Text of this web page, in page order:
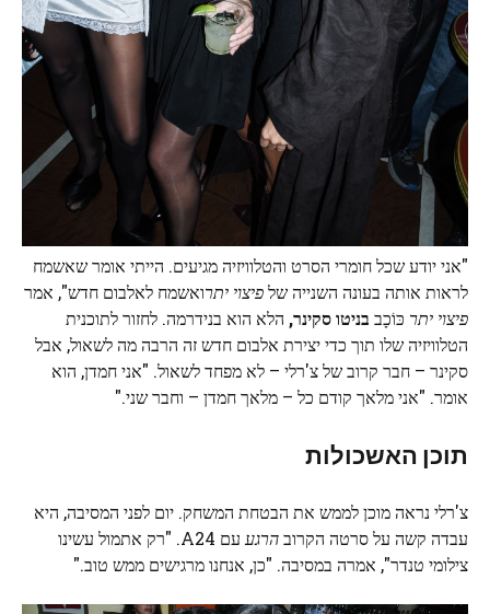
"אני יודע שכל חומרי הסרט והטלוויזיה מגיעים. הייתי אומר שאשמח
לראות אותה בעונה השנייה שלפיצוי יתרואשמח לאלבום חדש", אמר
פיצוי יתר כּוֹכָב בניטו סקינר, הלא הוא בנידרמה. לחזור לתוכנית
הטלוויזיה שלו תוך כדי יצירת אלבום חדש זה הרבה מה לשאול, אבל
סקינר – חבר קרוב של צ'רלי – לא מפחד לשאול. "אני חמדן, הוא
אומר. "אני מלאך קודם כל – מלאך חמדן – וחבר שני."
תוכן האשכולות
צ'רלי נראה מוכן לממש את הבטחת המשחק. יום לפני המסיבה, היא
עבדה קשה על סרטה הקרובהרגע
עם A24. "רק אתמול עשינו
צילומי טנדר", אמרה במסיבה. "כן, אנחנו מרגישים ממש טוב."